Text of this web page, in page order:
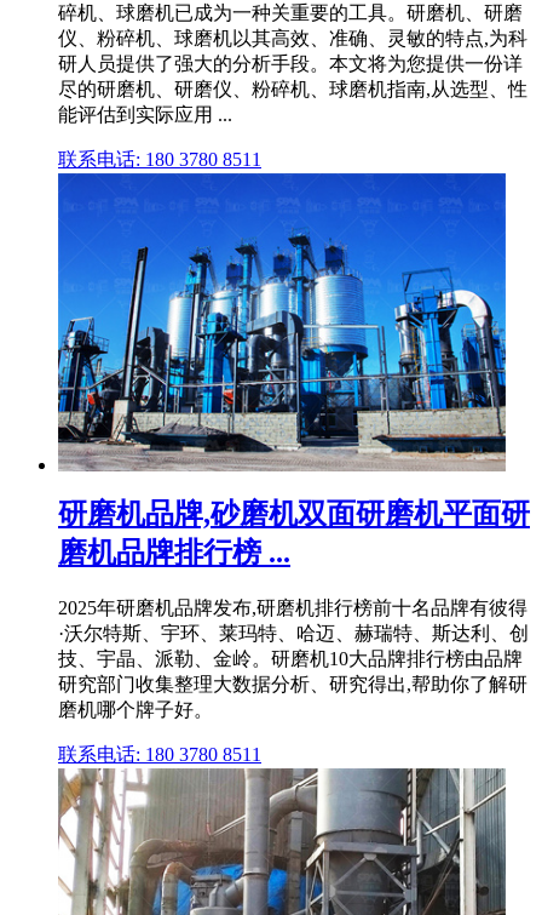
碎机、球磨机已成为一种关重要的工具。研磨机、研磨
仪、粉碎机、球磨机以其高效、准确、灵敏的特点,为科
研人员提供了强大的分析手段。本文将为您提供一份详
尽的研磨机、研磨仪、粉碎机、球磨机指南,从选型、性
能评估到实际应用 ...
联系电话: 180 3780 8511
研磨机品牌,砂磨机双面研磨机平面研
磨机品牌排行榜 ...
2025年研磨机品牌发布,研磨机排行榜前十名品牌有彼得
·沃尔特斯、宇环、莱玛特、哈迈、赫瑞特、斯达利、创
技、宇晶、派勒、金岭。研磨机10大品牌排行榜由品牌
研究部门收集整理大数据分析、研究得出,帮助你了解研
磨机哪个牌子好。
联系电话: 180 3780 8511